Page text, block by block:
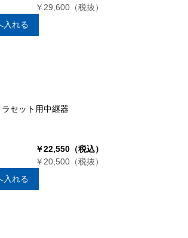
￥29,600（税抜）
入れる
セット用中継器
￥22,550（税込）
￥20,500（税抜）
入れる